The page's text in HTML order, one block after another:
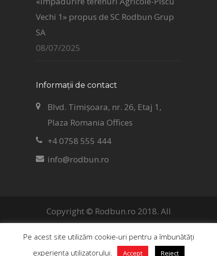
Vechi 1» propus de SC Rodbun Grup
SA
08/07/2025
Informații de contact
Blvd. Timișoara, nr. 26, Etaj 1,
Plaza Romania Offices
+4 0758 555 444
info@rodbun.ro
Copyright © Rodbun.ro 2018. All
rights reserved.
Pe acest site utilizăm cookie-uri pentru a îmbunătăți
experiența utilizatorului.
Accept Reject